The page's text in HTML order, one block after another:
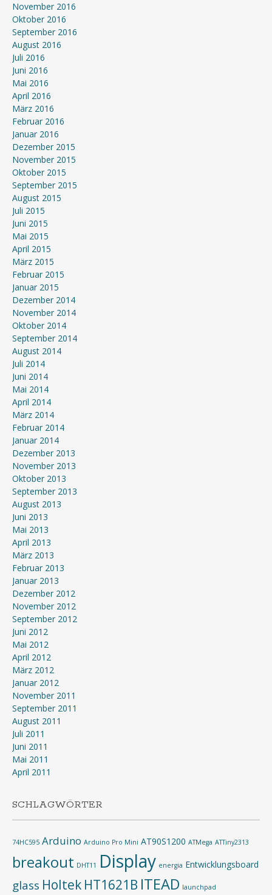
November 2016
Oktober 2016
September 2016
August 2016
Juli 2016
Juni 2016
Mai 2016
April 2016
März 2016
Februar 2016
Januar 2016
Dezember 2015
November 2015
Oktober 2015
September 2015
August 2015
Juli 2015
Juni 2015
Mai 2015
April 2015
März 2015
Februar 2015
Januar 2015
Dezember 2014
November 2014
Oktober 2014
September 2014
August 2014
Juli 2014
Juni 2014
Mai 2014
April 2014
März 2014
Februar 2014
Januar 2014
Dezember 2013
November 2013
Oktober 2013
September 2013
August 2013
Juni 2013
Mai 2013
April 2013
März 2013
Februar 2013
Januar 2013
Dezember 2012
November 2012
September 2012
Juni 2012
Mai 2012
April 2012
März 2012
Januar 2012
November 2011
September 2011
August 2011
Juli 2011
Juni 2011
Mai 2011
April 2011
SCHLAGWÖRTER
74HC595 Arduino Arduino Pro Mini AT90S1200 ATMega ATTiny2313
breakout DHT11 Display energia Entwicklungsboard
glass Holtek HT1621B ITEAD launchpad